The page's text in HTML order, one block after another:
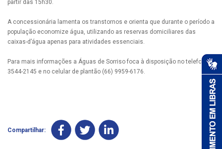
partir das 15h30.
A concessionária lamenta os transtornos e orienta que durante o período a
população economize água, utilizando as reservas domiciliares das
caixas-d’água apenas para atividades essenciais.
Para mais informações a Águas de Sorriso foca à disposição no telefone
3544-2145 e no celular de plantão (66) 9959-6176.
Compartilhar: